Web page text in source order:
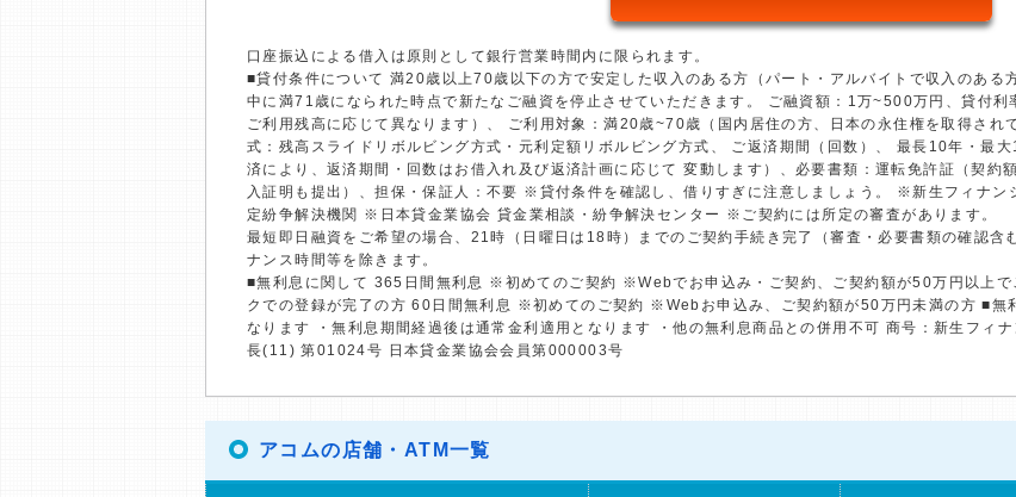
口座振込による借入は原則として銀行営業時間内に限られます。
■貸付条件について 満20歳以上70歳以下の方で安定した収入のある方（パート・アルバイトで収入のある
中に満71歳になられた時点で新たなご融資を停止させていただきます。 ご融資額：1万~500万円、貸付
ご利用残高に応じて異なります）、 ご利用対象：満20歳~70歳（国内居住の方、日本の永住権を取得さ
式：残高スライドリボルビング方式・元利定額リボルビング方式、 ご返済期間（回数）、 最長10年・最
済により、返済期間・回数はお借入れ及び返済計画に応じて 変動します）、必要書類：運転免許証（契約
入証明も提出）、担保・保証人：不要 ※貸付条件を確認し、借りすぎに注意しましょう。 ※新生フィナン
定紛争解決機関 ※日本貸金業協会 貸金業相談・紛争解決センター ※ご契約には所定の審査があります。
最短即日融資をご希望の場合、21時（日曜日は18時）までのご契約手続き完了（審査・必要書類の確認含
ナンス時間等を除きます。
■無利息に関して 365日間無利息 ※初めてのご契約 ※Webでお申込み・ご契約、ご契約額が50万円以上で
クでの登録が完了の方 60日間無利息 ※初めてのご契約 ※Webお申込み、ご契約額が50万円未満の方 ■無
なります ・無利息期間経過後は通常金利適用となります ・他の無利息商品との併用不可 商号：新生フィ
長(11) 第01024号 日本貸金業協会会員第000003号
アコムの店舗・ATM一覧